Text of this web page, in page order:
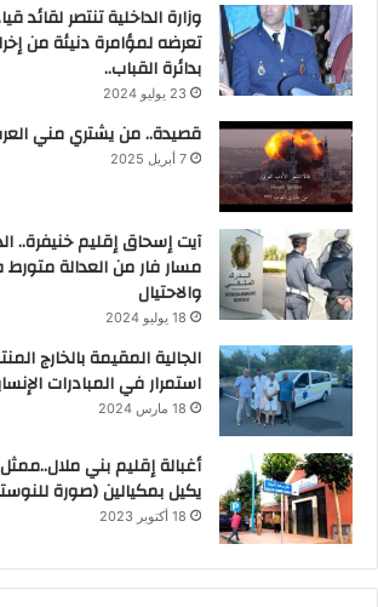
وزارة الداخلية تنتصر لقائد
تعرضه لمؤامرة دنيئة من
بدائرة القباب..
23 يوليو 2024
قصيدة.. من يشتري مني
7 أبريل 2025
آيت إسحاق إقليم خنيفرة..
مسار فار من العدالة
والاحتيال
18 يوليو 2024
الجالية المقيمة بالخارج
استمرار في المبادرات
18 مارس 2024
أغبالة إقليم بني
يكيل بمكيالين (صورة
18 أكتوبر 2023